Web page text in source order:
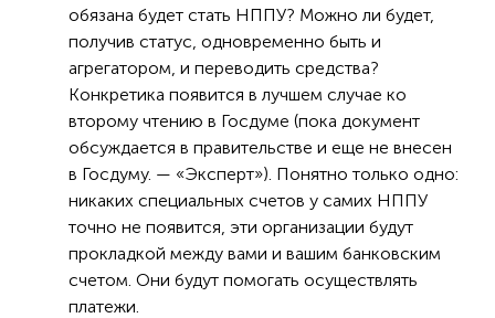
обязана будет стать НППУ? Можно ли будет,
получив статус, одновременно быть и
агрегатором, и переводить средства?
Конкретика появится в лучшем случае ко
второму чтению в Госдуме (пока документ
обсуждается в правительстве и еще не внесен
в Госдуму. — «Эксперт»). Понятно только одно:
никаких специальных счетов у самих НППУ
точно не появится, эти организации будут
прокладкой между вами и вашим банковским
счетом. Они будут помогать осуществлять
платежи.